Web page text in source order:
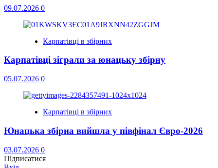
09.07.2026 0
Карпатівці в збірних
Карпатівці зіграли за юнацьку збірну
05.07.2026 0
Карпатівці в збірних
Юнацька збірна вийшла у півфінал Євро-2026
03.07.2026 0
Підписатися